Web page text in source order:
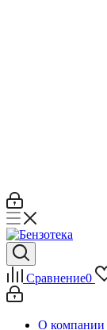
Сравнение0
О компании